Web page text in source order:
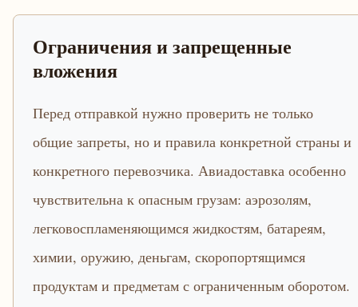
Ограничения и запрещенные
вложения
Перед отправкой нужно проверить не только
общие запреты, но и правила конкретной страны и
конкретного перевозчика. Авиадоставка особенно
чувствительна к опасным грузам: аэрозолям,
легковоспламеняющимся жидкостям, батареям,
химии, оружию, деньгам, скоропортящимся
продуктам и предметам с ограниченным оборотом.